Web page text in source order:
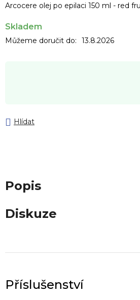
Arcocere olej po epilaci 150 ml - red
Skladem
Můžeme doručit do: 13.8.2026
Hlídat
Popis
Diskuze